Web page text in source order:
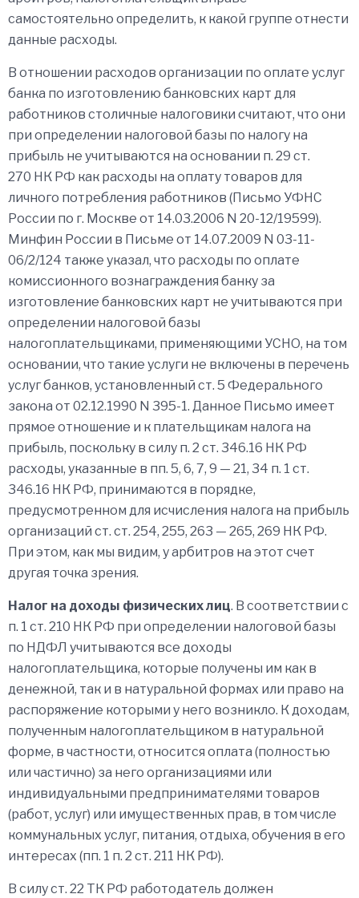
самостоятельно определить, к какой группе отнести
данные расходы.
В отношении расходов организации по оплате услуг
банка по изготовлению банковских карт для
работников столичные налоговики считают, что они
при определении налоговой базы по налогу на
прибыль не учитываются на основании п. 29 ст.
270 НК РФ как расходы на оплату товаров для
личного потребления работников (Письмо УФНС
России по г. Москве от 14.03.2006 N 20-12/19599).
Минфин России в Письме от 14.07.2009 N 03-11-
06/2/124 также указал, что расходы по оплате
комиссионного вознаграждения банку за
изготовление банковских карт не учитываются при
определении налоговой базы
налогоплательщиками, применяющими УСНО, на том
основании, что такие услуги не включены в перечень
услуг банков, установленный ст. 5 Федерального
закона от 02.12.1990 N 395-1. Данное Письмо имеет
прямое отношение и к плательщикам налога на
прибыль, поскольку в силу п. 2 ст. 346.16 НК РФ
расходы, указанные в пп. 5, 6, 7, 9 — 21, 34 п. 1 ст.
346.16 НК РФ, принимаются в порядке,
предусмотренном для исчисления налога на прибыль
организаций ст. ст. 254, 255, 263 — 265, 269 НК РФ.
При этом, как мы видим, у арбитров на этот счет
другая точка зрения.
Налог на доходы физических лиц. В соответствии с
п. 1 ст. 210 НК РФ при определении налоговой базы
по НДФЛ учитываются все доходы
налогоплательщика, которые получены им как в
денежной, так и в натуральной формах или право на
распоряжение которыми у него возникло. К доходам,
полученным налогоплательщиком в натуральной
форме, в частности, относится оплата (полностью
или частично) за него организациями или
индивидуальными предпринимателями товаров
(работ, услуг) или имущественных прав, в том числе
коммунальных услуг, питания, отдыха, обучения в его
интересах (пп. 1 п. 2 ст. 211 НК РФ).
В силу ст. 22 ТК РФ работодатель должен